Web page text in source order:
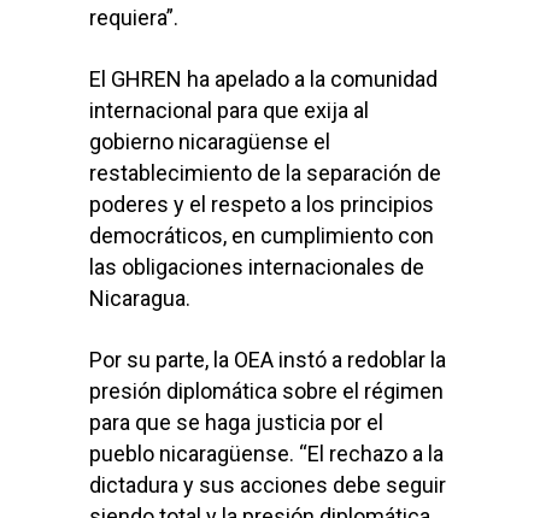
requiera”.
El GHREN ha apelado a la comunidad
internacional para que exija al
gobierno nicaragüense el
restablecimiento de la separación de
poderes y el respeto a los principios
democráticos, en cumplimiento con
las obligaciones internacionales de
Nicaragua.
Por su parte, la OEA instó a redoblar la
presión diplomática sobre el régimen
para que se haga justicia por el
pueblo nicaragüense. “El rechazo a la
dictadura y sus acciones debe seguir